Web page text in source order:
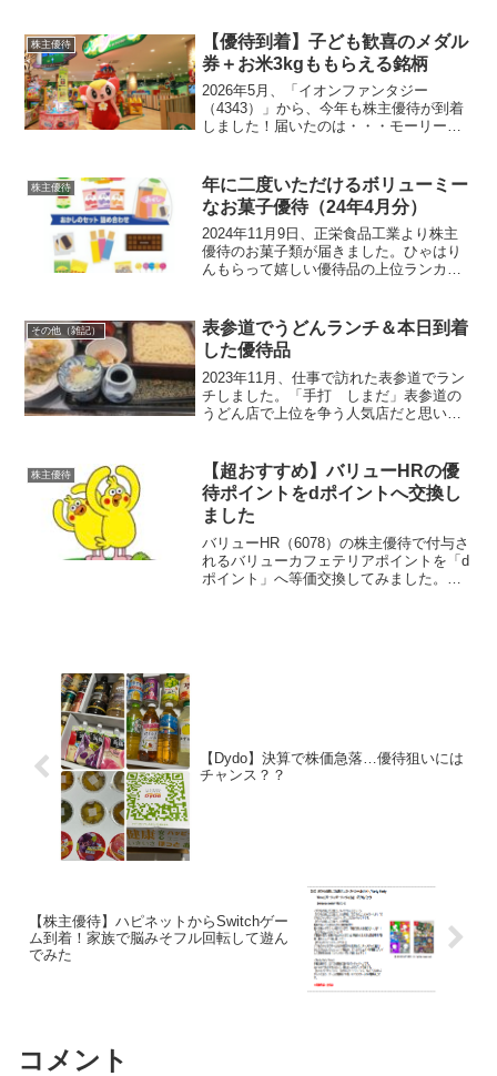
わない人で評価が大きく分かれますが、
近隣に...
株主優待
【優待到着】子ども歓喜のメダル
券＋お米3kgももらえる銘柄
2026年5月、「イオンファンタジー
（4343）」から、今年も株主優待が到着
しました！届いたのは・・・モーリーフ
（写真は2名義分）またメダルゲームでき
るの！？よか...
株主優待
年に二度いただけるボリューミー
なお菓子優待（24年4月分）
2024年11月9日、正栄食品工業より株主
優待のお菓子類が届きました。ひゃはり
んもらって嬉しい優待品の上位ランカー
す。正栄食品工業は国内に輸入ナッツ類
の選別工場を持って...
その他（雑記）
表参道でうどんランチ＆本日到着
した優待品
2023年11月、仕事で訪れた表参道でラン
チしました。「手打 しまだ」表参道の
うどん店で上位を争う人気店だと思いま
後は空席もありましたが10分くらいで満
席になりまし...
株主優待
【超おすすめ】バリューHRの優
待ポイントをdポイントへ交換し
ました
バリューHR（6078）の株主優待で付与さ
れるバリューカフェテリアポイントを「d
ポイント」へ等価交換してみました。優
【Dydo】決算で株価急落…優待狙いには
チャンス？？
【株主優待】ハピネットからSwitchゲー
ム到着！家族で脳みそフル回転して遊ん
でみた
コメント